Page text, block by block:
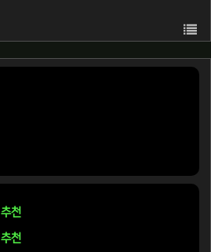
목
추천
추천